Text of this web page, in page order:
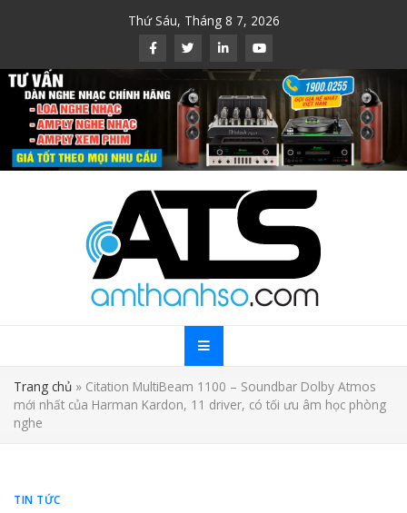
Thứ Sáu, Tháng 8 7, 2026
Trang chủ » Citation MultiBeam 1100 – Soundbar Dolby Atmos
mới nhất của Harman Kardon, 11 driver, có tối ưu âm học phòng
nghe
TIN TỨC